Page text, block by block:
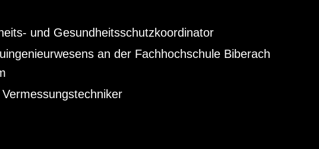
und Gesundheitsschutzkoordinator
an der Fachhochschule Biberach